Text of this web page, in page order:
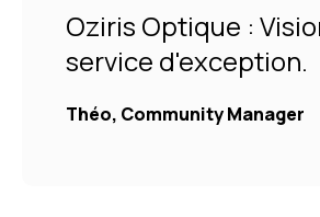
Oziris Optique :
service d'exception.
Théo, Community Manager